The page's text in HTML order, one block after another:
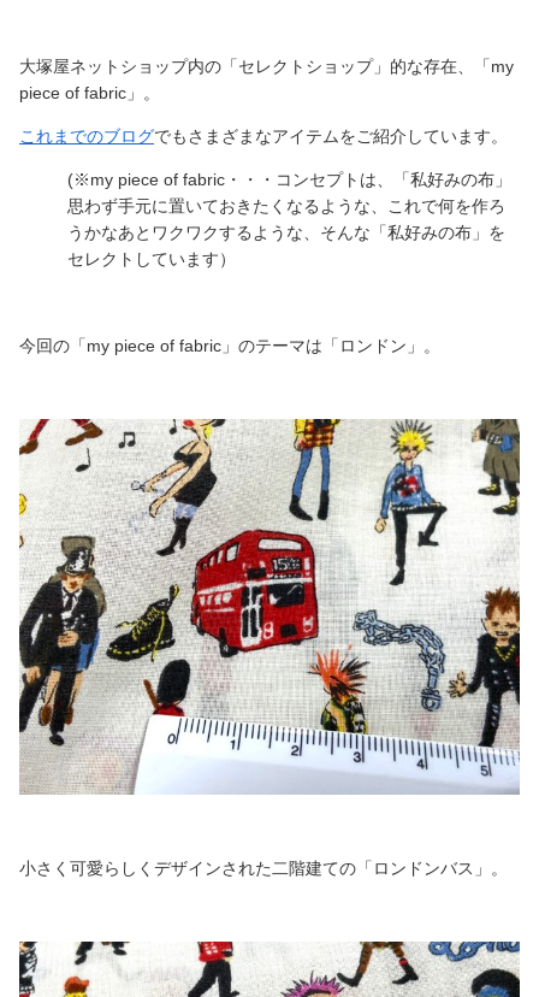
大塚屋ネットショップ内の「セレクトショップ」的な存在、「my
piece of fabric」。
これまでのブログでもさまざまなアイテムをご紹介しています。
(※my piece of fabric・・・コンセプトは、「私好みの布」
思わず手元に置いておきたくなるような、これで何を作ろ
うかなあとワクワクするような、そんな「私好みの布」を
セレクトしています）
今回の「my piece of fabric」のテーマは「ロンドン」。
小さく可愛らしくデザインされた二階建ての「ロンドンバス」。